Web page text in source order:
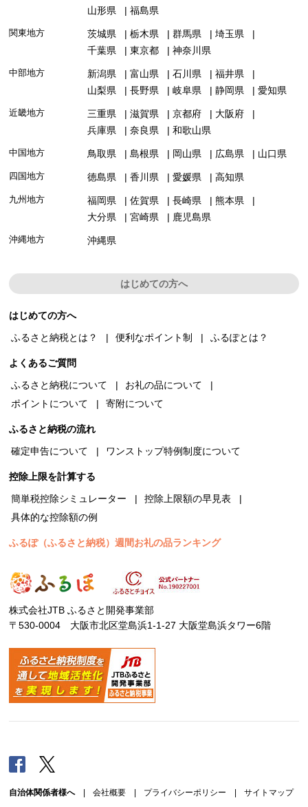
山形県
福島県
関東地方 茨城県 栃木県 群馬県
埼玉県
千葉県
東京都 神奈川県
中部地方 新潟県 富山県 石川県
福井県
山梨県
長野県 岐阜県 静岡県 愛知県
近畿地方 三重県 滋賀県 京都府
大阪府
兵庫県
奈良県 和歌山県
中国地方 鳥取県 島根県 岡山県 広島県 山口県
四国地方 徳島県 香川県 愛媛県 高知県
九州地方 福岡県 佐賀県 長崎県
熊本県
大分県
宮崎県 鹿児島県
沖縄地方 沖縄県
はじめての方へ
はじめての方へ
ふるさと納税とは？
便利なポイント制 ふるぽとは？
よくあるご質問
ふるさと納税について
お礼の品について
ポイントについて
寄附について
ふるさと納税の流れ
確定申告について
ワンストップ特例制度について
控除上限を計算する
簡単税控除シミュレーター
控除上限額の早見表
具体的な控除額の例
ふるぽ（ふるさと納税）週間お礼の品ランキング
株式会社JTB ふるさと開発事業部
〒530-0004 大阪市北区堂島浜1-1-27 大阪堂島浜タワー6階
Facebook
自治体関係者様へ| 会社概要 | プライバシーポリシー | サイトマップ